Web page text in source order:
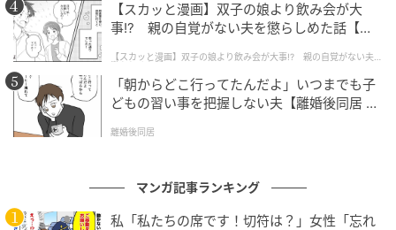
【スカッと漫画】双子の娘より飲み会が大
事!? 親の自覚がない夫を懲らしめた話【第1
【スカッと漫画】双子の娘より飲み会が大事!? 親の自覚がない夫を
懲らしめた話
「朝からどこ行ってたんだよ」いつまでも子
どもの習い事を把握しない夫【離婚後同居 Vo
離婚後同居
マンガ記事ランキング
私「私たちの席です！切符は？」女性「忘れ